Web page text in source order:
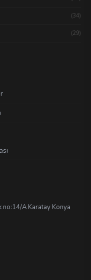
(34)
(29)
no:14/A Karatay Konya